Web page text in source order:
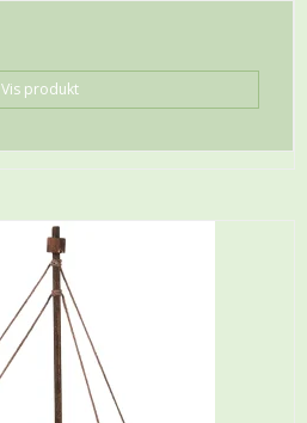
Vis produkt